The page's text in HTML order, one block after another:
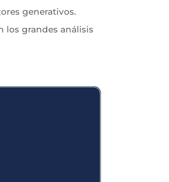
generativos.
los grandes análisis